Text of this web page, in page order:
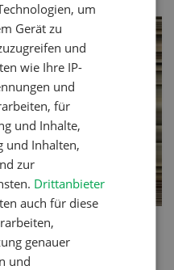
um
Gerät zu
und
wie Ihre IP-
und
für
und Inhalte,
und Inhalten,
zur
Drittanbieter
auch für diese
genauer
und